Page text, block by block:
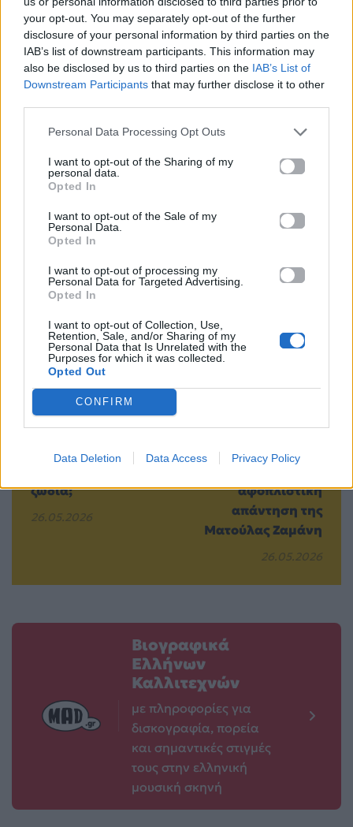
your opt-out. You may separately opt-out of the further
disclosure of your personal information by third parties on the
IAB’s list of downstream participants. This information may
also be disclosed by us to third parties on the IAB’s List of
Downstream Participants that may further disclose it to other
Personal Data Processing Opt Outs
I want to opt-out of the Sharing of my
personal data.
Opted In
I want to opt-out of the Sale of my
Personal Data.
Opted In
I want to opt-out of processing my
Personal Data for Targeted Advertising.
Opted In
I want to opt-out of Collection, Use,
Retention, Sale, and/or Sharing of my
Personal Data that Is Unrelated with the
Purposes for which it was collected.
Opted Out
CONFIRM
Data Deletion Data Access Privacy Policy
Ακολουθήστε το
Mad.gr στο Google
News
Ακολουθήστε το
Μοιράσου αυτό το άρθρο
Προηγούμενο
Πώς θα επηρεάσει
η «Μπλε Σελήνη»
ζώδια;
26.05.2026
«Δεν είναι όλα
καλά, και αυτό…
αφοπλιστική
απάντηση της
Ματούλας Ζαμάνη
26.05.2026
Βιογραφικά
Ελλήνων
Καλλιτεχνών
με πληροφορίες για
δισκογραφία, πορεία
και σημαντικές στιγμές
τους στην ελληνική
μουσική σκηνή